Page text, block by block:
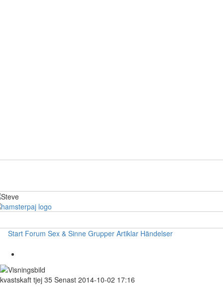
Start Forum Sex & Sinne Grupper Artiklar Händelser
kvastskaft tjej 35 Senast 2014-10-02 17:16